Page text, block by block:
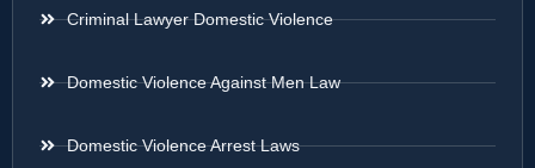
Criminal Lawyer Domestic Violence
Domestic Violence Against Men Law
Domestic Violence Arrest Laws